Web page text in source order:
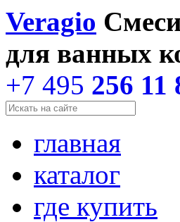
Veragio
для ванных
+7 495 256 11
главная
каталог
где купить